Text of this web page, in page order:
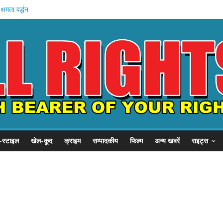
वर्द्धन
संपन्न
निरीक्षण
निवेश
खेल-कूद क्राइम सम्पादकीय फिल्म अन्य खबरें राइट्स